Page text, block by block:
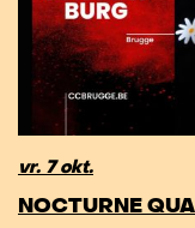
vr. 7 okt.
NOCTURNE